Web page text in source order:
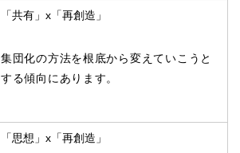
「共有」x「再創造」
集団化の方法を根底から変えていこうと
する傾向にあります。
「思想」x「再創造」